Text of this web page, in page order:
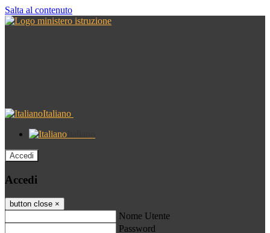
Salta al contenuto
Italiano
Accedi
Accedi
button close ×
Nome Utente
Password